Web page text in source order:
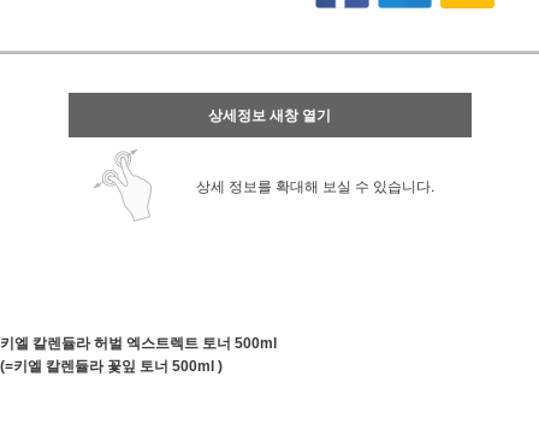
상세정보 새창 열기
상세 정보를 확대해 보실 수 있습니다.
키엘 칼렌듈라 허벌 엑스트렉트 토너 500ml
(=키엘 칼렌듈라 꽃잎 토너 500ml )